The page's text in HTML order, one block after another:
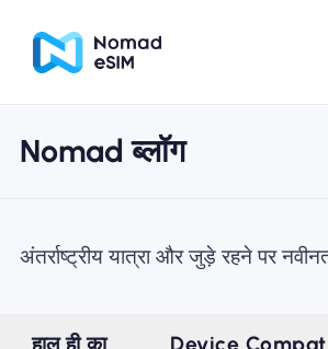
Nomad ब्लॉग
अंतर्राष्ट्रीय यात्रा और जुड़े रहने पर